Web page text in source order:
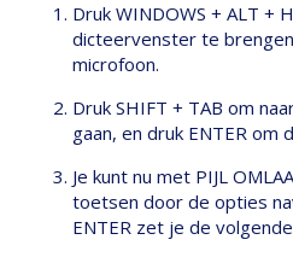
Druk WINDOWS + ALT +
dicteervenster te
microfoon.
Druk SHIFT + TAB om
gaan, en druk ENTER om
Je kunt nu met PIJL
toetsen door de opties
ENTER zet je de